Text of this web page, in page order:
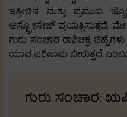
ಇತ್ತೀಚಿನ ಮತ್ತು ಪ್ರಮುಖ
ಆಸ್ಟ್ರೋಸೇಜ್ ಪ್ರಯತ್ನಿಸುತ್ತದೆ.
ಗುರು ಸಂಚಾರ ರಾಶಿಚಕ್ರ
ಯಾವ ಪರಿಣಾಮ ಬೀರುತ್ತದೆ